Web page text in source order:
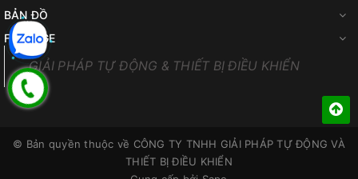
BẢN ĐỒ
FANPAGE
GIẢI PHÁP TỰ ĐỘNG & THIẾT BỊ ĐIỀU KHIỂN
© Bản quyền thuộc về CÔNG TY TNHH GIẢI PHÁP TỰ ĐỘNG VÀ
THIẾT BỊ ĐIỀU KHIỂN